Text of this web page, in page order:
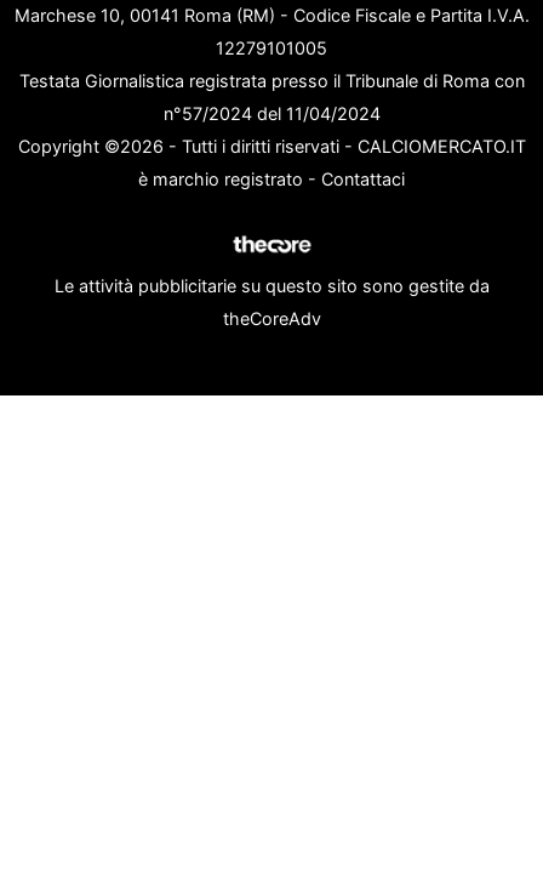
Marchese 10, 00141 Roma (RM) - Codice Fiscale e Partita I.V.A.
12279101005
Testata Giornalistica registrata presso il Tribunale di Roma con
n°57/2024 del 11/04/2024
Copyright ©2026 - Tutti i diritti riservati - CALCIOMERCATO.IT
è marchio registrato - Contattaci
Le attività pubblicitarie su questo sito sono gestite da
theCoreAdv